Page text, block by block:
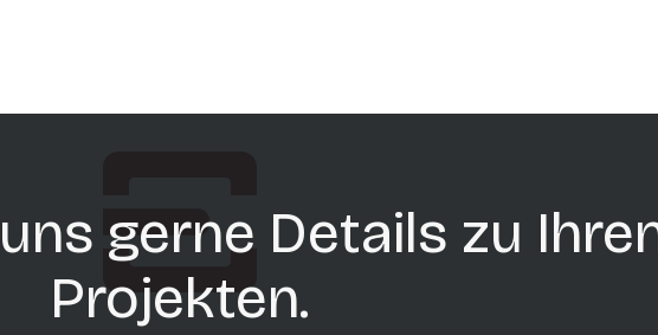
gerne Details zu
Projekten.